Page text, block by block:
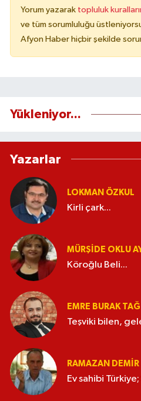
Yorum yazarak topluluk
ve tüm sorumluluğu
Afyon Haber hiçbir şekilde
Yükleniyor...
Yazarlar
LOKMAN ÖZKUL
Kirli çark...
MÜRŞIDE OKLU
Köroğlu Beli...
EMRE BURAK TAĞ
Teşviki bilen,
RAMAZAN DEMİR
Ev sahibi Türkiye;